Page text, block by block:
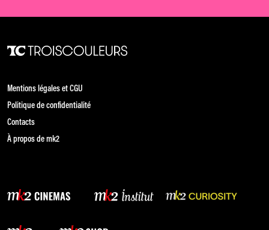
Mentions légales et CGU
Politique de confidentialité
Contacts
À propos de mk2